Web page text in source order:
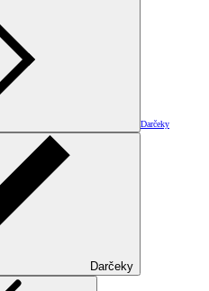
Darčeky
Darčeky